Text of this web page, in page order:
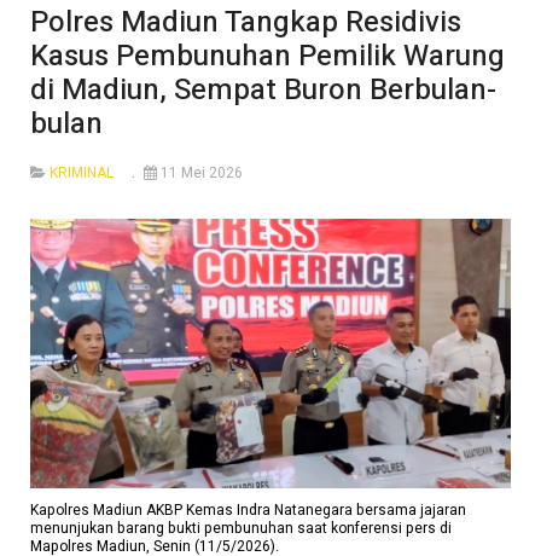
Polres Madiun Tangkap Residivis
Kasus Pembunuhan Pemilik Warung
di Madiun, Sempat Buron Berbulan-
bulan
KRIMINAL 11 Mei 2026
Kapolres Madiun AKBP Kemas Indra Natanegara bersama jajaran
menunjukan barang bukti pembunuhan saat konferensi pers di
Mapolres Madiun, Senin (11/5/2026).